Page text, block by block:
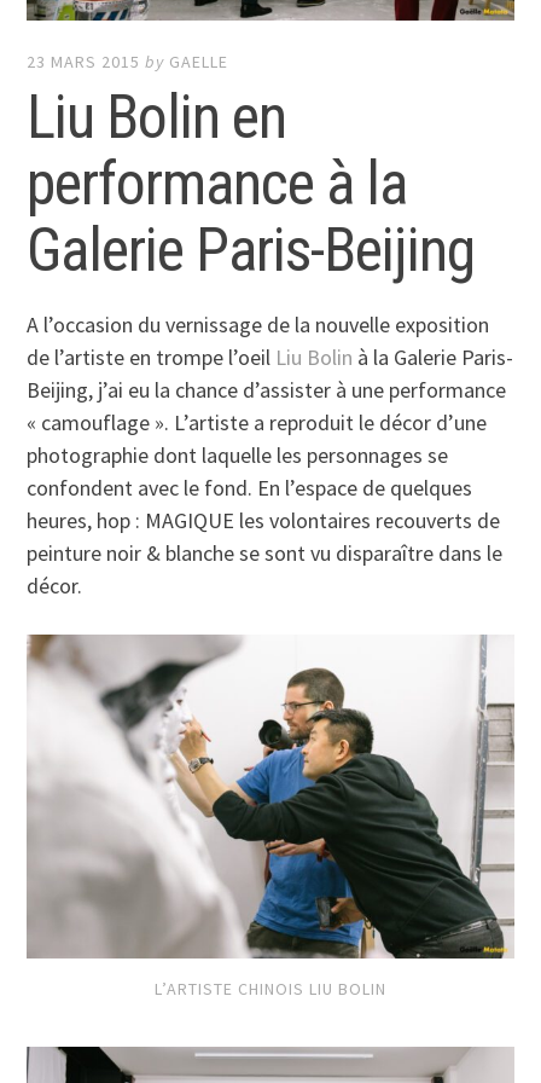
23 MARS 2015 by GAELLE
Liu Bolin en
performance à la
Galerie Paris-Beijing
A l’occasion du vernissage de la nouvelle exposition
de l’artiste en trompe l’oeil Liu Bolin à la Galerie Paris-
Beijing, j’ai eu la chance d’assister à une performance
« camouflage ». L’artiste a reproduit le décor d’une
photographie dont laquelle les personnages se
confondent avec le fond. En l’espace de quelques
heures, hop : MAGIQUE les volontaires recouverts de
peinture noir & blanche se sont vu disparaître dans le
décor.
L’ARTISTE CHINOIS LIU BOLIN